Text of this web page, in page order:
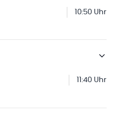
10:50 Uhr
11:40 Uhr